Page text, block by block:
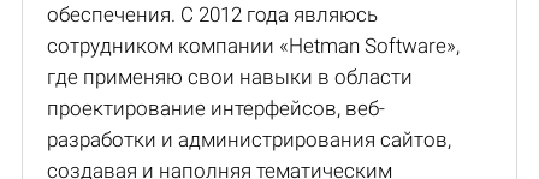
обеспечения. С 2012 года являюсь
сотрудником компании «Hetman Software»,
где применяю свои навыки в области
проектирование интерфейсов, веб-
разработки и администрирования сайтов,
создавая и наполняя тематическим